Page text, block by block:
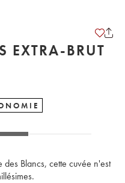
EXTRA-BRUT
des Blancs, cette cuvée n'est